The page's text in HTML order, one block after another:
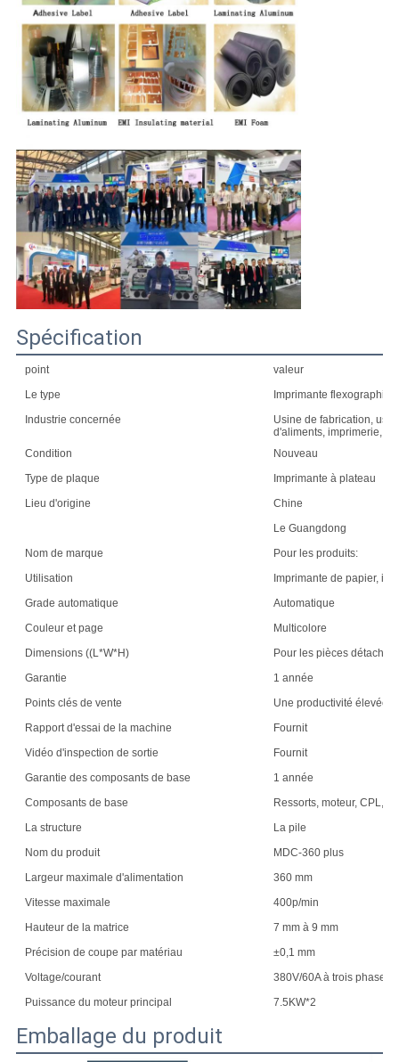
Spécification
point
valeur
Le type
Imprimante
Industrie concernée
Usine de fabrication,
d'aliments, imprimerie,
Condition
Nouveau
Type de plaque
Imprimante à plateau
Lieu d'origine
Chine
Le Guangdong
Nom de marque
Pour les produits:
Utilisation
Imprimante de papier,
Grade automatique
Automatique
Couleur et page
Multicolore
Dimensions ((L*W*H)
Pour les pièces
Garantie
1 année
Points clés de vente
Une productivité élevée
Rapport d'essai de la machine
Fournit
Vidéo d'inspection de sortie
Fournit
Garantie des composants de base
1 année
Composants de base
Ressorts, moteur, CPL,
La structure
La pile
Nom du produit
MDC-360 plus
Largeur maximale d'alimentation
360 mm
Vitesse maximale
400p/min
Hauteur de la matrice
7 mm à 9 mm
Précision de coupe par matériau
±0,1 mm
Voltage/courant
380V/60A à trois phases
Puissance du moteur principal
7.5KW*2
Emballage du produit